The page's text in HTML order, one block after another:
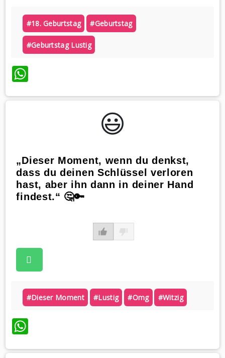
#18. Geburtstag #geburtstag
#geburtstag Lustig
WhatsApp
😃️
„Dieser Moment, wenn du denkst,
dass du deinen Schlüssel verloren
hast, aber ihn dann in deiner Hand
findest.“ 🤔🔑
#dieser Moment #lustig #omg #witzig
WhatsApp